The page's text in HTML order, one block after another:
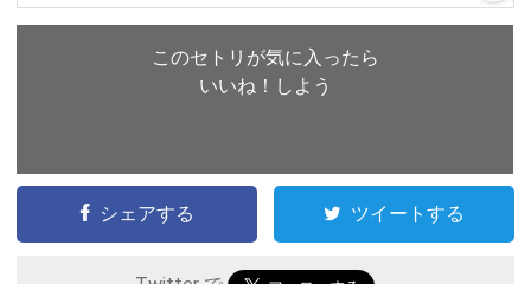
このセトリが気に入ったら
いいね！しよう
シェアする ツイートする